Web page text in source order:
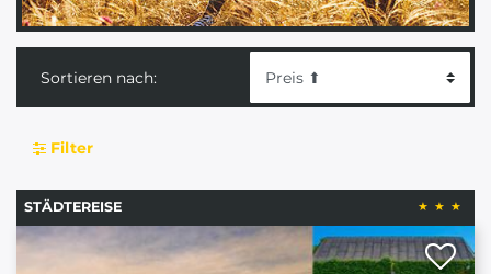
Sortieren nach:
Filter
STÄDTEREISE